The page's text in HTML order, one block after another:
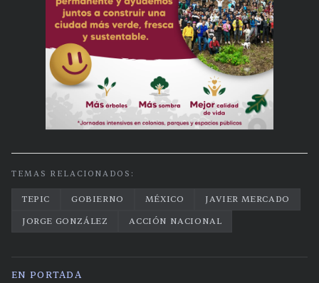
TEMAS RELACIONADOS:
TEPIC GOBIERNO MÉXICO
JAVIER MERCADO
JORGE GONZÁLEZ
ACCIÓN NACIONAL
EN PORTADA